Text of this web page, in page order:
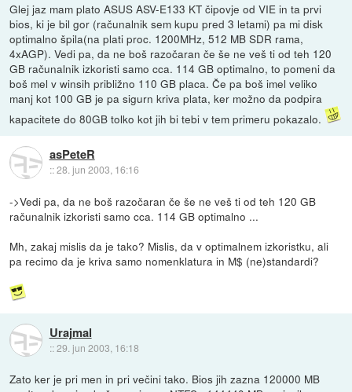
Glej jaz mam plato ASUS ASV-E133 KT čipovje od VIE in ta prvi
bios, ki je bil gor (računalnik sem kupu pred 3 letami) pa mi disk
optimalno špila(na plati proc. 1200MHz, 512 MB SDR rama,
4xAGP). Vedi pa, da ne boš razočaran če še ne veš ti od teh 120
GB računalnik izkoristi samo cca. 114 GB optimalno, to pomeni da
boš mel v winsih približno 110 GB placa. Če pa boš imel veliko
manj kot 100 GB je pa sigurn kriva plata, ker možno da podpira
kapacitete do 80GB tolko kot jih bi tebi v tem primeru pokazalo.
asPeteR
::28. jun 2003, 16:16
->Vedi pa, da ne boš razočaran če še ne veš ti od teh 120 GB
računalnik izkoristi samo cca. 114 GB optimalno ...
Mh, zakaj mislis da je tako? Mislis, da v optimalnem izkoristku, ali
pa recimo da je kriva samo nomenklatura in M$ (ne)standardi?
Urajmal
::29. jun 2003, 16:18
Zato ker je pri men in pri večini tako. Bios jih zazna 120000 MB